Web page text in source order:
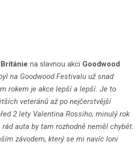
na slavnou akci Goodwood
na Goodwood Festivalu už snad
rokem je akce lepší a lepší. Je to
veteránů až po nejčerstvější
2 lety Valentina Rossiho, minulý rok
auta by tam rozhodně neměl chybět.
závodem, který se mi navíc loni